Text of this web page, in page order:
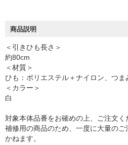
商品説明
＜引きひも長さ＞
約80cm
＜材質＞
ひも：ポリエステル＋ナイロン、つま
＜カラー＞
白
対象本体品番をお確めの上、ご注文く
補修用の商品のため、一度に大量の
かねます。